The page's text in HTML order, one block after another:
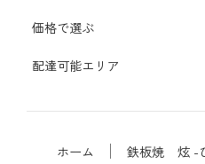
価格で選ぶ
配達可能エリア
ホーム 鉄板焼 炫 -